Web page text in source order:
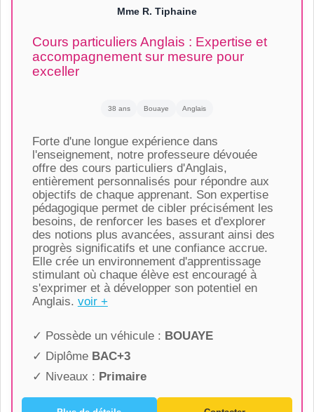
Mme R. Tiphaine
Cours particuliers Anglais : Expertise et
accompagnement sur mesure pour
exceller
38 ans Bouaye Anglais
Forte d'une longue expérience dans
l'enseignement, notre professeure dévouée
offre des cours particuliers d'Anglais,
entièrement personnalisés pour répondre aux
objectifs de chaque apprenant. Son expertise
pédagogique permet de cibler précisément les
besoins, de renforcer les bases et d'explorer
des notions plus avancées, assurant ainsi des
progrès significatifs et une confiance accrue.
Elle crée un environnement d'apprentissage
stimulant où chaque élève est encouragé à
s'exprimer et à développer son potentiel en
Anglais. voir +
✓ Possède un véhicule : BOUAYE
✓ Diplôme BAC+3
✓ Niveaux : Primaire